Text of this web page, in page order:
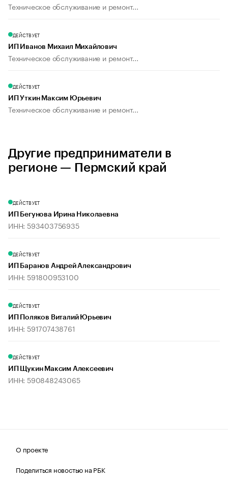
Техническое обслуживание и ремонт...
ДЕЙСТВУЕТ
ИП Иванов Михаил Михайлович
Техническое обслуживание и ремонт...
ДЕЙСТВУЕТ
ИП Уткин Максим Юрьевич
Техническое обслуживание и ремонт...
Другие предприниматели в
регионе — Пермский край
ДЕЙСТВУЕТ
ИП Бегунова Ирина Николаевна
ИНН: 593403756935
ДЕЙСТВУЕТ
ИП Баранов Андрей Александрович
ИНН: 591800953100
ДЕЙСТВУЕТ
ИП Поляков Виталий Юрьевич
ИНН: 591707438761
ДЕЙСТВУЕТ
ИП Щукин Максим Алексеевич
ИНН: 590848243065
О проекте
Поделиться новостью на РБК